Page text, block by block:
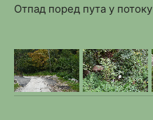
Отпад поред пута у потоку